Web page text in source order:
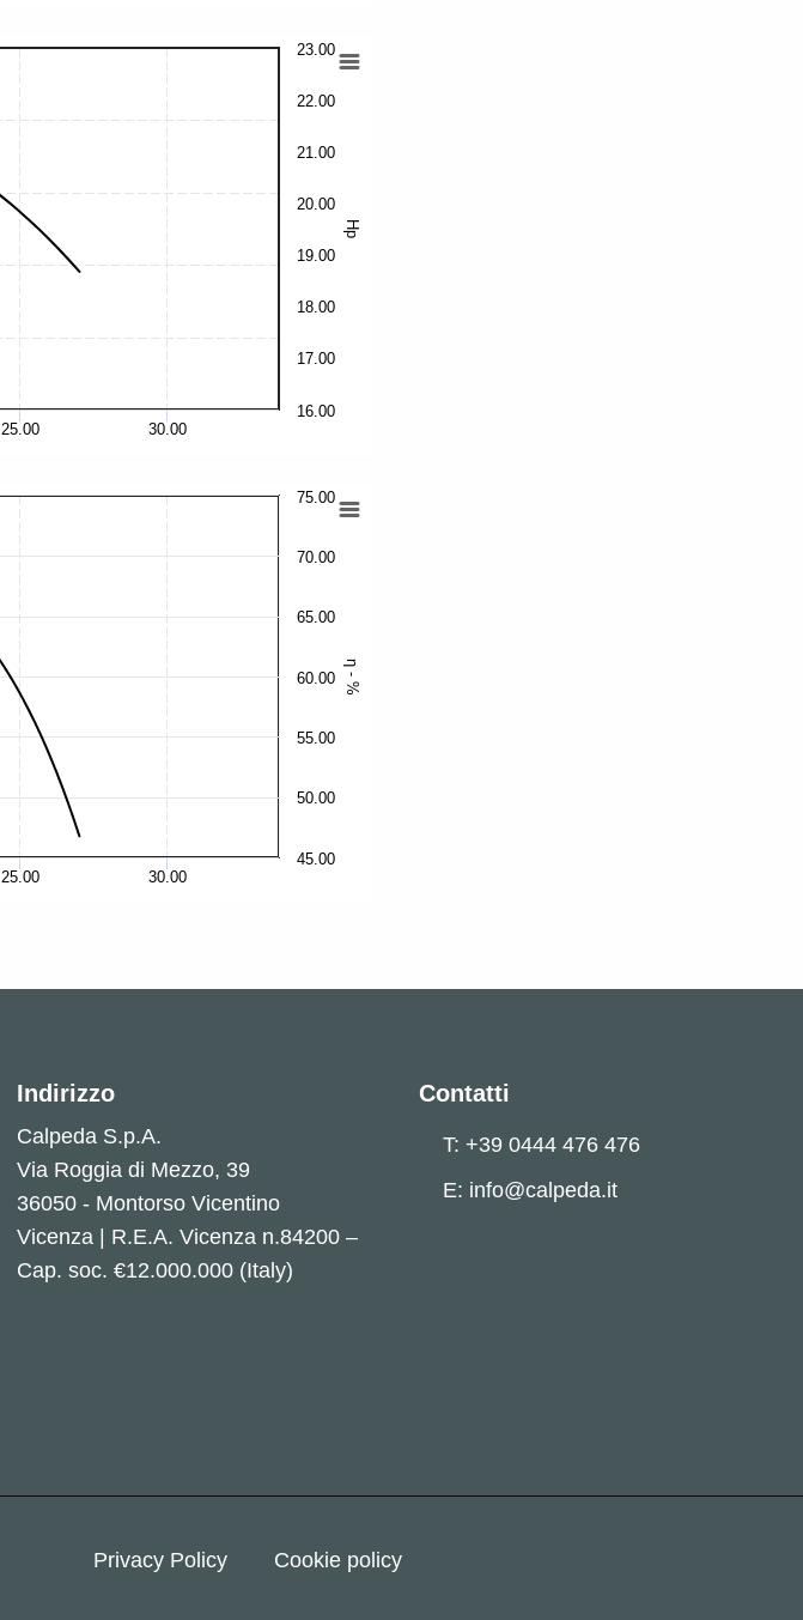
Hp
25.00 30.00
17.00
18.00
19.00
20.00
21.00
22.00
16.00
23.00
η - %
25.00 30.00
45.00
50.00
55.00
60.00
65.00
70.00
75.00
Indirizzo
Calpeda S.p.A.
Via Roggia di Mezzo, 39
36050 - Montorso Vicentino
Vicenza | R.E.A. Vicenza n.84200 –
Cap. soc. €12.000.000 (Italy)
Contatti
T: +39 0444 476 476
E: info@calpeda.it
Privacy Policy Cookie policy